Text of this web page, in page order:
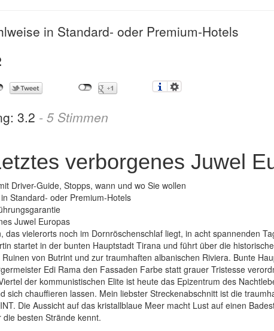
in Standard- oder Premium-Hotels
3.2 - 5 Stimmen
verborgenes Juwel
Driver-Guide, Stopps, wann und wo Sie wollen
Standard- oder Premium-Hotels
Albanien – Letztes verborgenes Juwel Europas
das vielerorts noch im Dornröschenschlaf liegt, in acht spannenden
startet in der bunten Hauptstadt Tirana und führt über die
von Butrint und zur traumhaften albanischen Riviera. Bunte
Edi Rama den Fassaden Farbe statt grauer Tristesse
der kommunistischen Elite ist heute das Epizentrum des
sich chauffieren lassen. Mein liebster Streckenabschnitt ist die
Die Aussicht auf das kristallblaue Meer macht Lust auf einen
besten Strände kennt.